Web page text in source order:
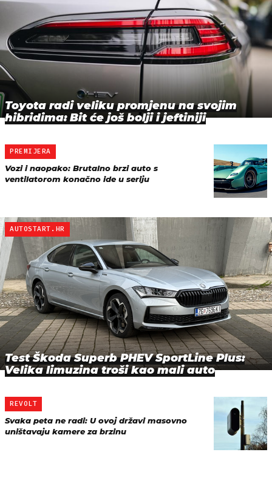
Toyota radi veliku promjenu na svojim
hibridima: Bit će još bolji i jeftiniji
PREMIJERA
Vozi i naopako: Brutalno brzi auto s
ventilatorom konačno ide u seriju
AUTOSTART.HR
Test Škoda Superb PHEV SportLine Plus:
Velika limuzina troši kao mali auto
REVOLT
Svaka peta ne radi: U ovoj državi masovno
uništavaju kamere za brzinu